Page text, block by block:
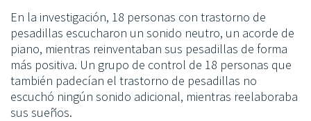
En la investigación, 18 personas con trastorno de
pesadillas escucharon un sonido neutro, un acorde de
piano, mientras reinventaban sus pesadillas de forma
más positiva. Un grupo de control de 18 personas que
también padecían el trastorno de pesadillas no
escuchó ningún sonido adicional, mientras reelaboraba
sus sueños.